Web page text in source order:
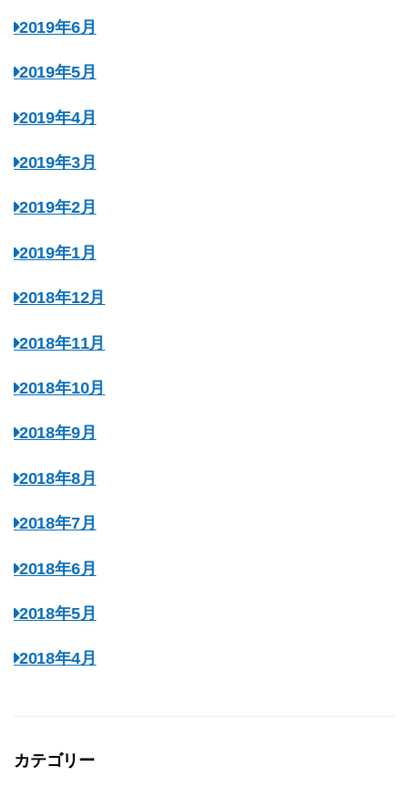
2019年6月
2019年5月
2019年4月
2019年3月
2019年2月
2019年1月
2018年12月
2018年11月
2018年10月
2018年9月
2018年8月
2018年7月
2018年6月
2018年5月
2018年4月
カテゴリー